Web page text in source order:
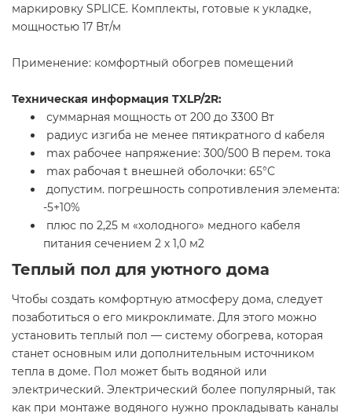
маркировку SPLICE. Комплекты, готовые к укладке,
мощностью 17 Вт/м
Применение: комфортный обогрев помещений
Техническая информация TXLP/2R:
суммарная мощность от 200 до 3300 Вт
радиус изгиба не менее пятикратного d кабеля
max рабочее напряжение: 300/500 В перем. тока
max рабочая t внешней оболочки: 65°С
допустим. погрешность сопротивления элемента:
-5+10%
плюс по 2,25 м «холодного» медного кабеля
питания сечением 2 х 1,0 м2
Теплый пол для уютного дома
Чтобы создать комфортную атмосферу дома, следует
позаботиться о его микроклимате. Для этого можно
установить теплый пол — систему обогрева, которая
станет основным или дополнительным источником
тепла в доме. Пол может быть водяной или
электрический. Электрический более популярный, так
как при монтаже водяного нужно прокладывать каналы